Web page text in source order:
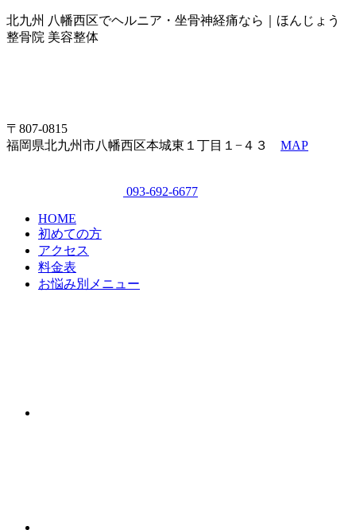
北九州 八幡西区でヘルニア・坐骨神経痛なら｜ほんじょう
整骨院 美容整体
〒807-0815
福岡県北九州市八幡西区本城東１丁目１−４３ MAP
093-692-6677
HOME
初めての方
アクセス
料金表
お悩み別メニュー